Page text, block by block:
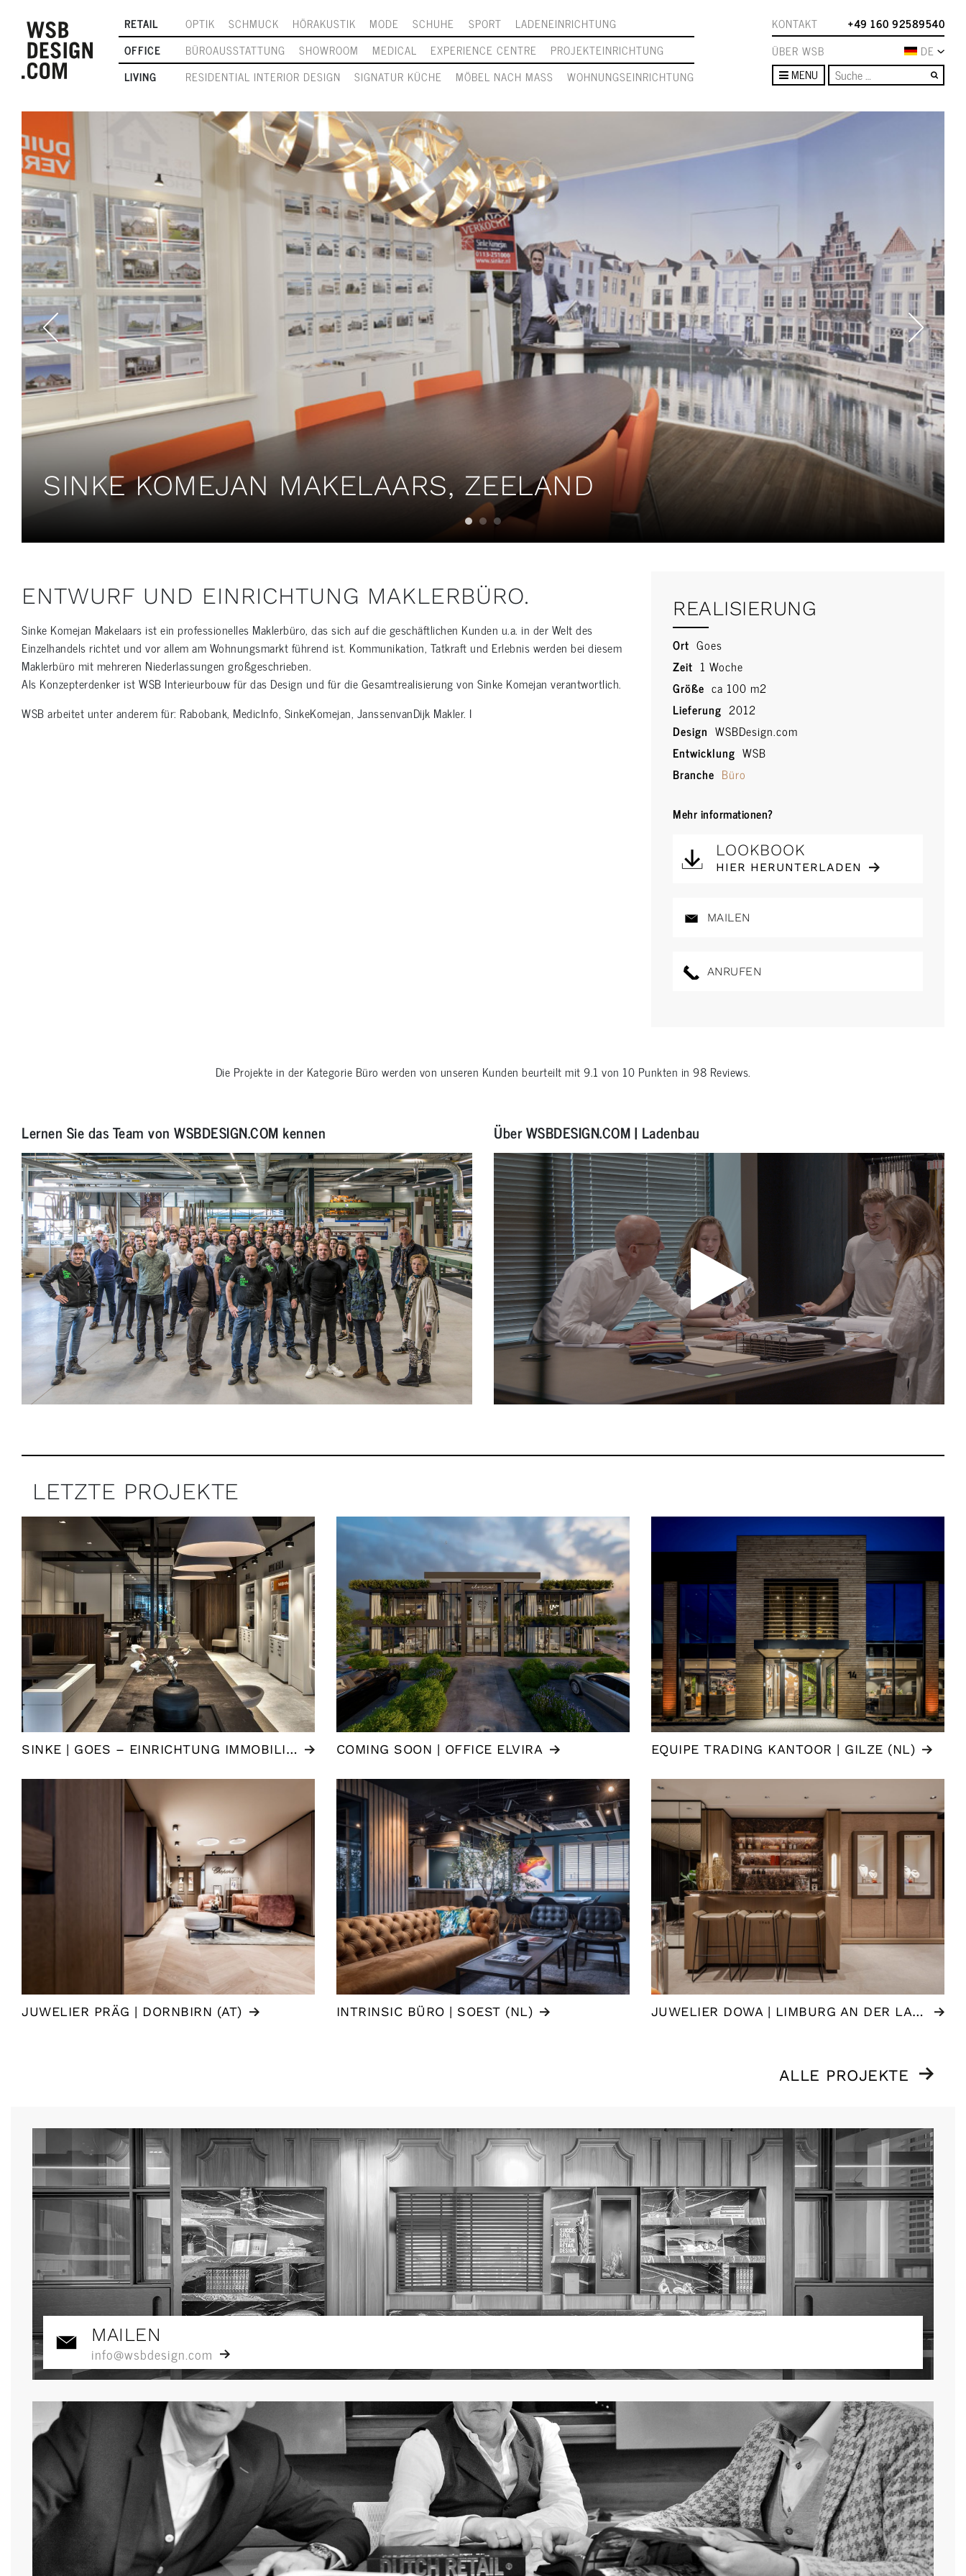
RETAIL OPTIK SCHMUCK HÖRAKUSTIK MODE SCHUHE SPORT
LADENEINRICHTUNG
OFFICE
BÜROAUSSTATTUNG SHOWROOM MEDICAL EXPERIENCE CENTRE
PROJEKTEINRICHTUNG
LIVING
RESIDENTIAL INTERIOR DESIGN SIGNATUR KÜCHE MÖBEL NACH MASS WOHNUNGSEINRICHTUNG
KONTAKT
+49 160 92589540
ÜBER WSB
DE
MENU
SINKE KOMEJAN MAKELAARS, ZEELAND
ENTWURF UND EINRICHTUNG MAKLERBÜRO.
Sinke Komejan Makelaars ist ein professionelles Maklerbüro, das sich auf die geschäftlichen Kunden u.a. in der Welt des
Einzelhandels richtet und vor allem am Wohnungsmarkt führend ist. Kommunikation, Tatkraft und Erlebnis werden bei diesem
Maklerbüro mit mehreren Niederlassungen großgeschrieben.
Als Konzepterdenker ist WSB Interieurbouw für das Design und für die Gesamtrealisierung von Sinke Komejan verantwortlich.
WSB arbeitet unter anderem für: Rabobank, MedicInfo, SinkeKomejan, JanssenvanDijk Makler. I
REALISIERUNG
Ort Goes
Zeit 1 Woche
Größe ca 100 m2
Lieferung 2012
Design WSBDesign.com
Entwicklung WSB
Branche Büro
Mehr informationen?
LOOKBOOK
HIER HERUNTERLADEN
MAILEN
ANRUFEN
Die Projekte in der Kategorie Büro werden von unseren Kunden beurteilt mit9.1 von 10 Punkten in 98 Reviews.
Lernen Sie das Team von WSBDESIGN.COM kennen Über WSBDESIGN.COM | Ladenbau
LETZTE PROJEKTE
SINKE | GOES – EINRICHTUNG IMMOBILIENMAKLER COMING SOON | OFFICE ELVIRA EQUIPE TRADING KANTOOR | GILZE (NL)
JUWELIER PRÄG | DORNBIRN (AT) INTRINSIC BÜRO | SOEST (NL) JUWELIER DOWA | LIMBURG AN DER LAHN (DE)
ALLE PROJEKTE
MAILEN
info@wsbdesign.com